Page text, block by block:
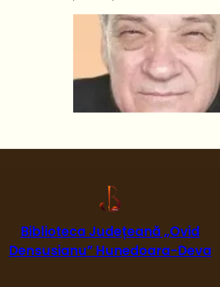
Biblioteca Județeană „Ovid
Densusianu” Hunedoara-Deva